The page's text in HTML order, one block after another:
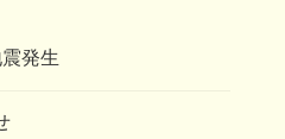
発生